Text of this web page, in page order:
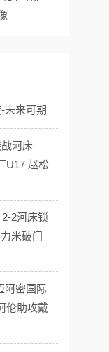
未来可期
河床
U17 赵松
2河床锁
米破门
阿密国际
伦助攻戴